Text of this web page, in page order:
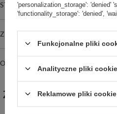
STREFA REKOMENDACJI
ZADAJ PYTANIE
OPINIE
ZABIERZ JESZCZE :)
'personalization_storage': 'denied'
'functionality_storage': 'denied',
Funkcjonalne pliki
Analityczne pliki cookie
Reklamowe pliki cookie